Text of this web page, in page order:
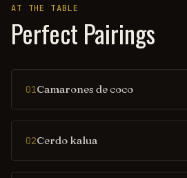
AT THE TABLE
Perfect Pairings
01Camarones de coco
02Cerdo kalua